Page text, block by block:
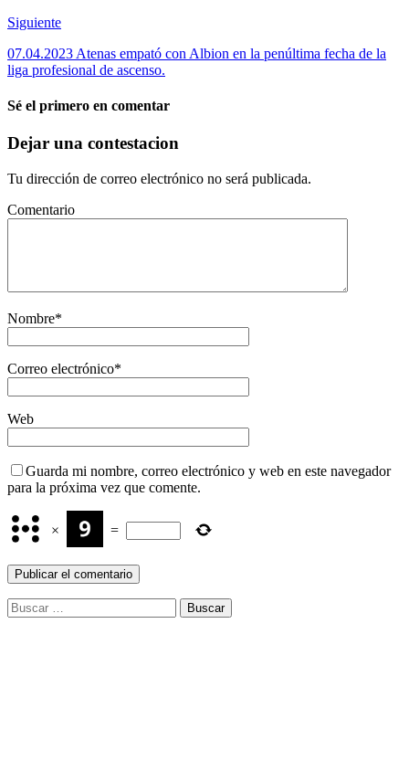
Siguiente
07.04.2023 Atenas empató con Albion en la penúltima fecha de la
liga profesional de ascenso.
Sé el primero en comentar
Dejar una contestacion
Tu dirección de correo electrónico no será publicada.
Comentario
Nombre*
Correo electrónico*
Web
Guarda mi nombre, correo electrónico y web en este navegador
para la próxima vez que comente.
× =
Buscar: